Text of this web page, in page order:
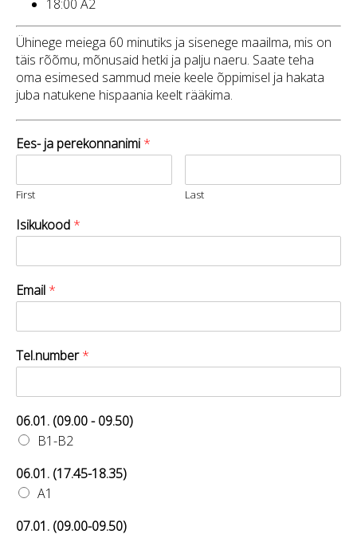
18:00 A2
Ühinege meiega 60 minutiks ja sisenege maailma, mis on
täis rõõmu, mõnusaid hetki ja palju naeru. Saate teha
oma esimesed sammud meie keele õppimisel ja hakata
juba natukene hispaania keelt rääkima.
Ees- ja perekonnanimi *
First Last
Isikukood *
Email *
Tel.number*
06.01. (09.00 - 09.50)
B1-B2
06.01. (17.45-18.35)
A1
07.01. (09.00-09.50)